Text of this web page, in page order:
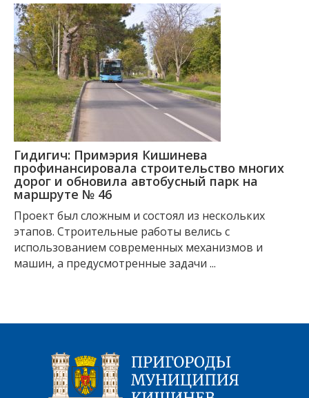
Гидигич: Примэрия Кишинева
профинансировала строительство многих
дорог и обновила автобусный парк на
маршруте № 46
Проект был сложным и состоял из нескольких
этапов. Строительные работы велись с
использованием современных механизмов и
машин, а предусмотренные задачи ...